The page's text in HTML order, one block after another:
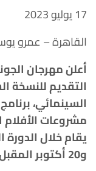
17 يوليو 2023
القاهرة – عمرو
أعلن مهرجان
التقديم للنسخة
السينمائي،
مشروعات الأفلام
و20 أكتوبر المقبل.